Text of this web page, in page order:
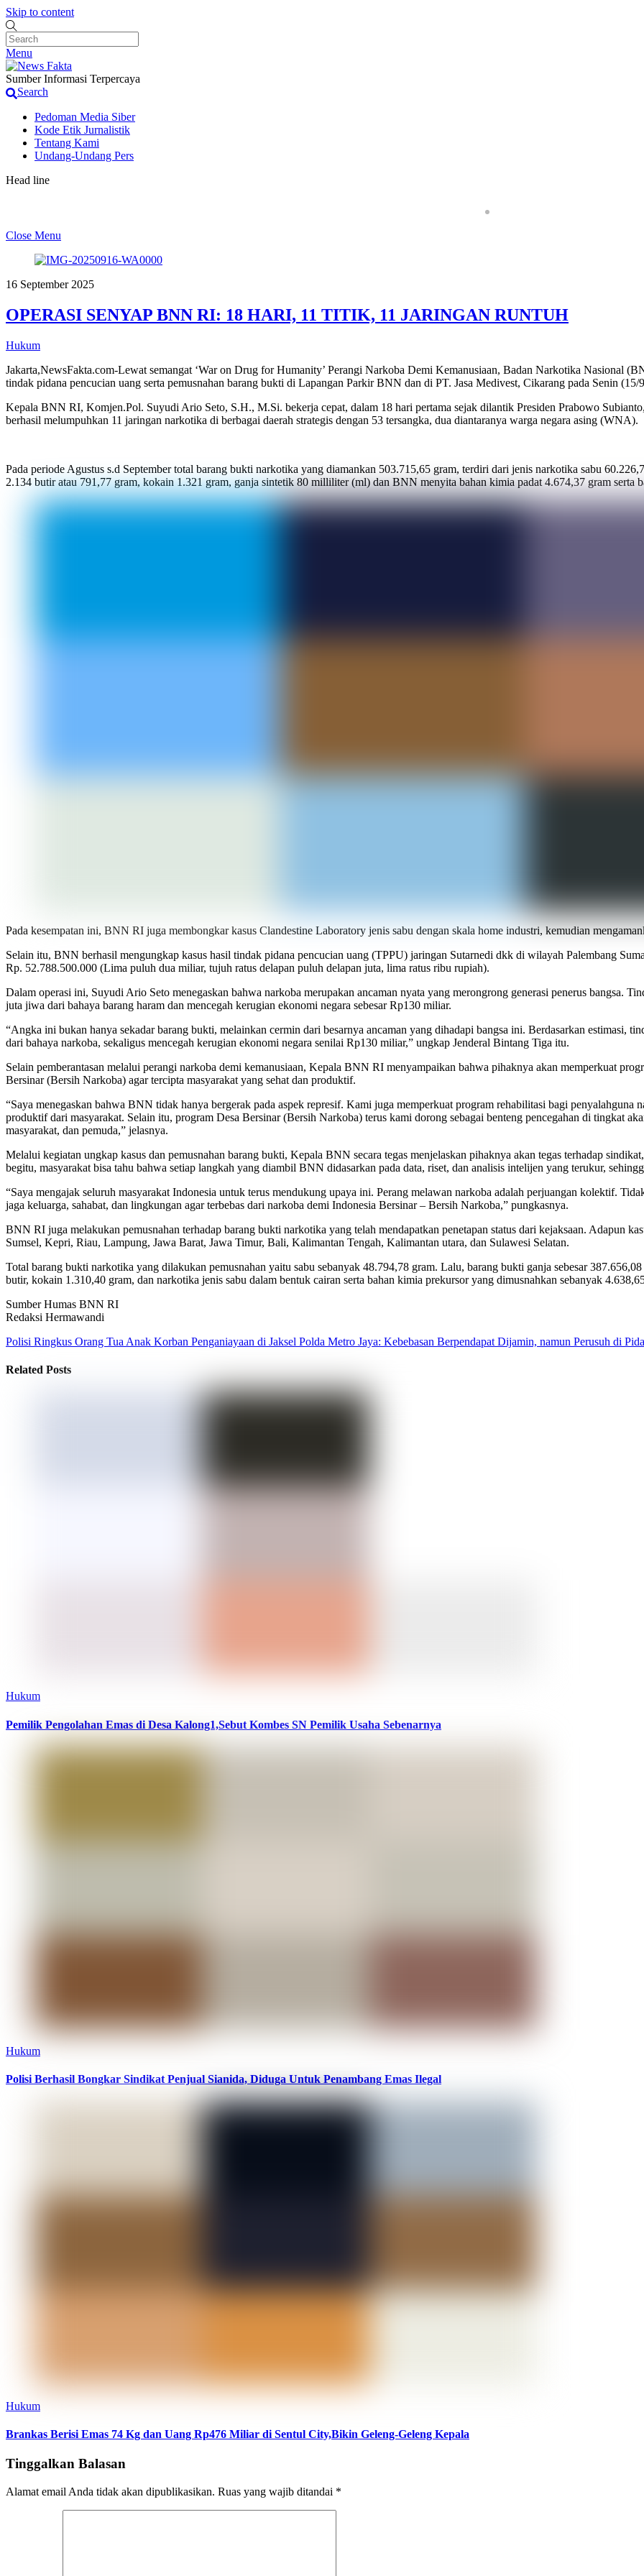
Skip to content
Menu
Sumber Informasi Terpercaya
Search
Pedoman Media Siber
Kode Etik Jurnalistik
Tentang Kami
Undang-Undang Pers
Head line
Pemilik Pengolahan Emas di Desa Kalong1,Sebut Kombes SN Pemilik Usaha Sebenarnya
Close Menu
16 September 2025
OPERASI SENYAP BNN RI: 18 HARI, 11 TITIK, 11 JARINGAN RUNTUH
Hukum
Jakarta,NewsFakta.com-Lewat semangat ‘War on Drug for Humanity’ Perangi Narkoba Demi Kemanusiaan, Badan Narkotika Nasional
tindak pidana pencucian uang serta pemusnahan barang bukti di Lapangan Parkir BNN dan di PT. Jasa Medivest, Cikarang pada Senin (15/
Kepala BNN RI, Komjen.Pol. Suyudi Ario Seto, S.H., M.Si. bekerja cepat, dalam 18 hari pertama sejak dilantik Presiden Prabowo
berhasil melumpuhkan 11 jaringan narkotika di berbagai daerah strategis dengan 53 tersangka, dua diantaranya warga negara asing (WNA).
Pada periode Agustus s.d September total barang bukti narkotika yang diamankan 503.715,65 gram, terdiri dari jenis narkotika sabu
2.134 butir atau 791,77 gram, kokain 1.321 gram, ganja sintetik 80 milliliter (ml) dan BNN menyita bahan kimia padat 4.674,37 gram serta
Pada kesempatan ini, BNN RI juga membongkar kasus Clandestine Laboratory jenis sabu dengan skala home industri, kemudian
Selain itu, BNN berhasil mengungkap kasus hasil tindak pidana pencucian uang (TPPU) jaringan Sutarnedi dkk di wilayah Palembang
Rp. 52.788.500.000 (Lima puluh dua miliar, tujuh ratus delapan puluh delapan juta, lima ratus ribu rupiah).
Dalam operasi ini, Suyudi Ario Seto menegaskan bahwa narkoba merupakan ancaman nyata yang merongrong generasi penerus bangsa.
juta jiwa dari bahaya barang haram dan mencegah kerugian ekonomi negara sebesar Rp130 miliar.
“Angka ini bukan hanya sekadar barang bukti, melainkan cermin dari besarnya ancaman yang dihadapi bangsa ini. Berdasarkan estimasi,
dari bahaya narkoba, sekaligus mencegah kerugian ekonomi negara senilai Rp130 miliar,” ungkap Jenderal Bintang Tiga itu.
Selain pemberantasan melalui perangi narkoba demi kemanusiaan, Kepala BNN RI menyampaikan bahwa pihaknya akan memperkuat
Bersinar (Bersih Narkoba) agar tercipta masyarakat yang sehat dan produktif.
“Saya menegaskan bahwa BNN tidak hanya bergerak pada aspek represif. Kami juga memperkuat program rehabilitasi bagi
produktif dari masyarakat. Selain itu, program Desa Bersinar (Bersih Narkoba) terus kami dorong sebagai benteng pencegahan di tingkat
masyarakat, dan pemuda,” jelasnya.
Melalui kegiatan ungkap kasus dan pemusnahan barang bukti, Kepala BNN secara tegas menjelaskan pihaknya akan tegas terhadap
begitu, masyarakat bisa tahu bahwa setiap langkah yang diambil BNN didasarkan pada data, riset, dan analisis intelijen yang terukur,
“Saya mengajak seluruh masyarakat Indonesia untuk terus mendukung upaya ini. Perang melawan narkoba adalah perjuangan kolektif.
jaga keluarga, sahabat, dan lingkungan agar terbebas dari narkoba demi Indonesia Bersinar – Bersih Narkoba,” pungkasnya.
BNN RI juga melakukan pemusnahan terhadap barang bukti narkotika yang telah mendapatkan penetapan status dari kejaksaan. Adapun
Sumsel, Kepri, Riau, Lampung, Jawa Barat, Jawa Timur, Bali, Kalimantan Tengah, Kalimantan utara, dan Sulawesi Selatan.
Total barang bukti narkotika yang dilakukan pemusnahan yaitu sabu sebanyak 48.794,78 gram. Lalu, barang bukti ganja sebesar
butir, kokain 1.310,40 gram, dan narkotika jenis sabu dalam bentuk cairan serta bahan kimia prekursor yang dimusnahkan sebanyak
Sumber Humas BNN RI
Redaksi Hermawandi
Polisi Ringkus Orang Tua Anak Korban Penganiayaan di Jaksel Polda Metro Jaya: Kebebasan Berpendapat Dijamin, namun Perusuh di
Related Posts
Hukum
Pemilik Pengolahan Emas di Desa Kalong1,Sebut Kombes SN Pemilik Usaha Sebenarnya
Hukum
Polisi Berhasil Bongkar Sindikat Penjual Sianida, Diduga Untuk Penambang Emas Ilegal
Hukum
Brankas Berisi Emas 74 Kg dan Uang Rp476 Miliar di Sentul City,Bikin Geleng-Geleng Kepala
Tinggalkan Balasan
Alamat email Anda tidak akan dipublikasikan. Ruas yang wajib ditandai *